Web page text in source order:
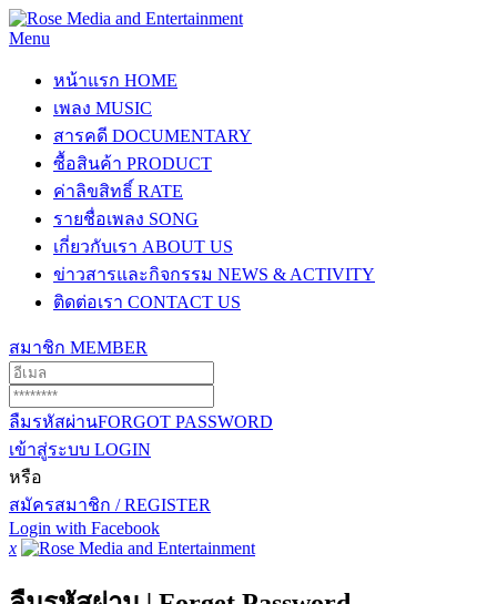
Menu
หน้าแรก HOME
เพลง MUSIC
สารคดี DOCUMENTARY
ซื้อสินค้า PRODUCT
ค่าลิขสิทธิ์ RATE
รายชื่อเพลง SONG
เกี่ยวกับเรา ABOUT US
ข่าวสารและกิจกรรม NEWS & ACTIVITY
ติดต่อเรา CONTACT US
สมาชิก MEMBER
ลืมรหัสผ่านFORGOT PASSWORD
เข้าสู่ระบบ LOGIN
หรือ
สมัครสมาชิก / REGISTER
Login with Facebook
x